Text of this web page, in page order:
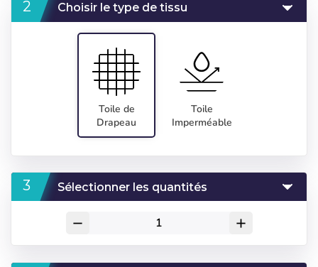
Choisir le type de tissu
Toile de
Drapeau
Toile
Imperméable
Sélectionner les quantités
remove add